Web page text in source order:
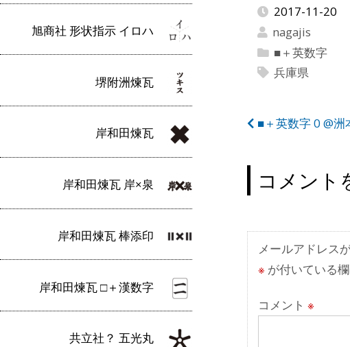
旭商社 形状指示 イロハ
堺附洲煉瓦
岸和田煉瓦
岸和田煉瓦 岸×泉
岸和田煉瓦 棒添印
岸和田煉瓦 □＋漢数字
共立社？ 五光丸
2017-11-20
nagajis
■＋英数字
兵庫県
投
ナ
ビ
ゲ
ー
シ
ョ
ン
■＋英数字 0 @洲
コメント
メールアドレス
※ が付いている
コメント ※